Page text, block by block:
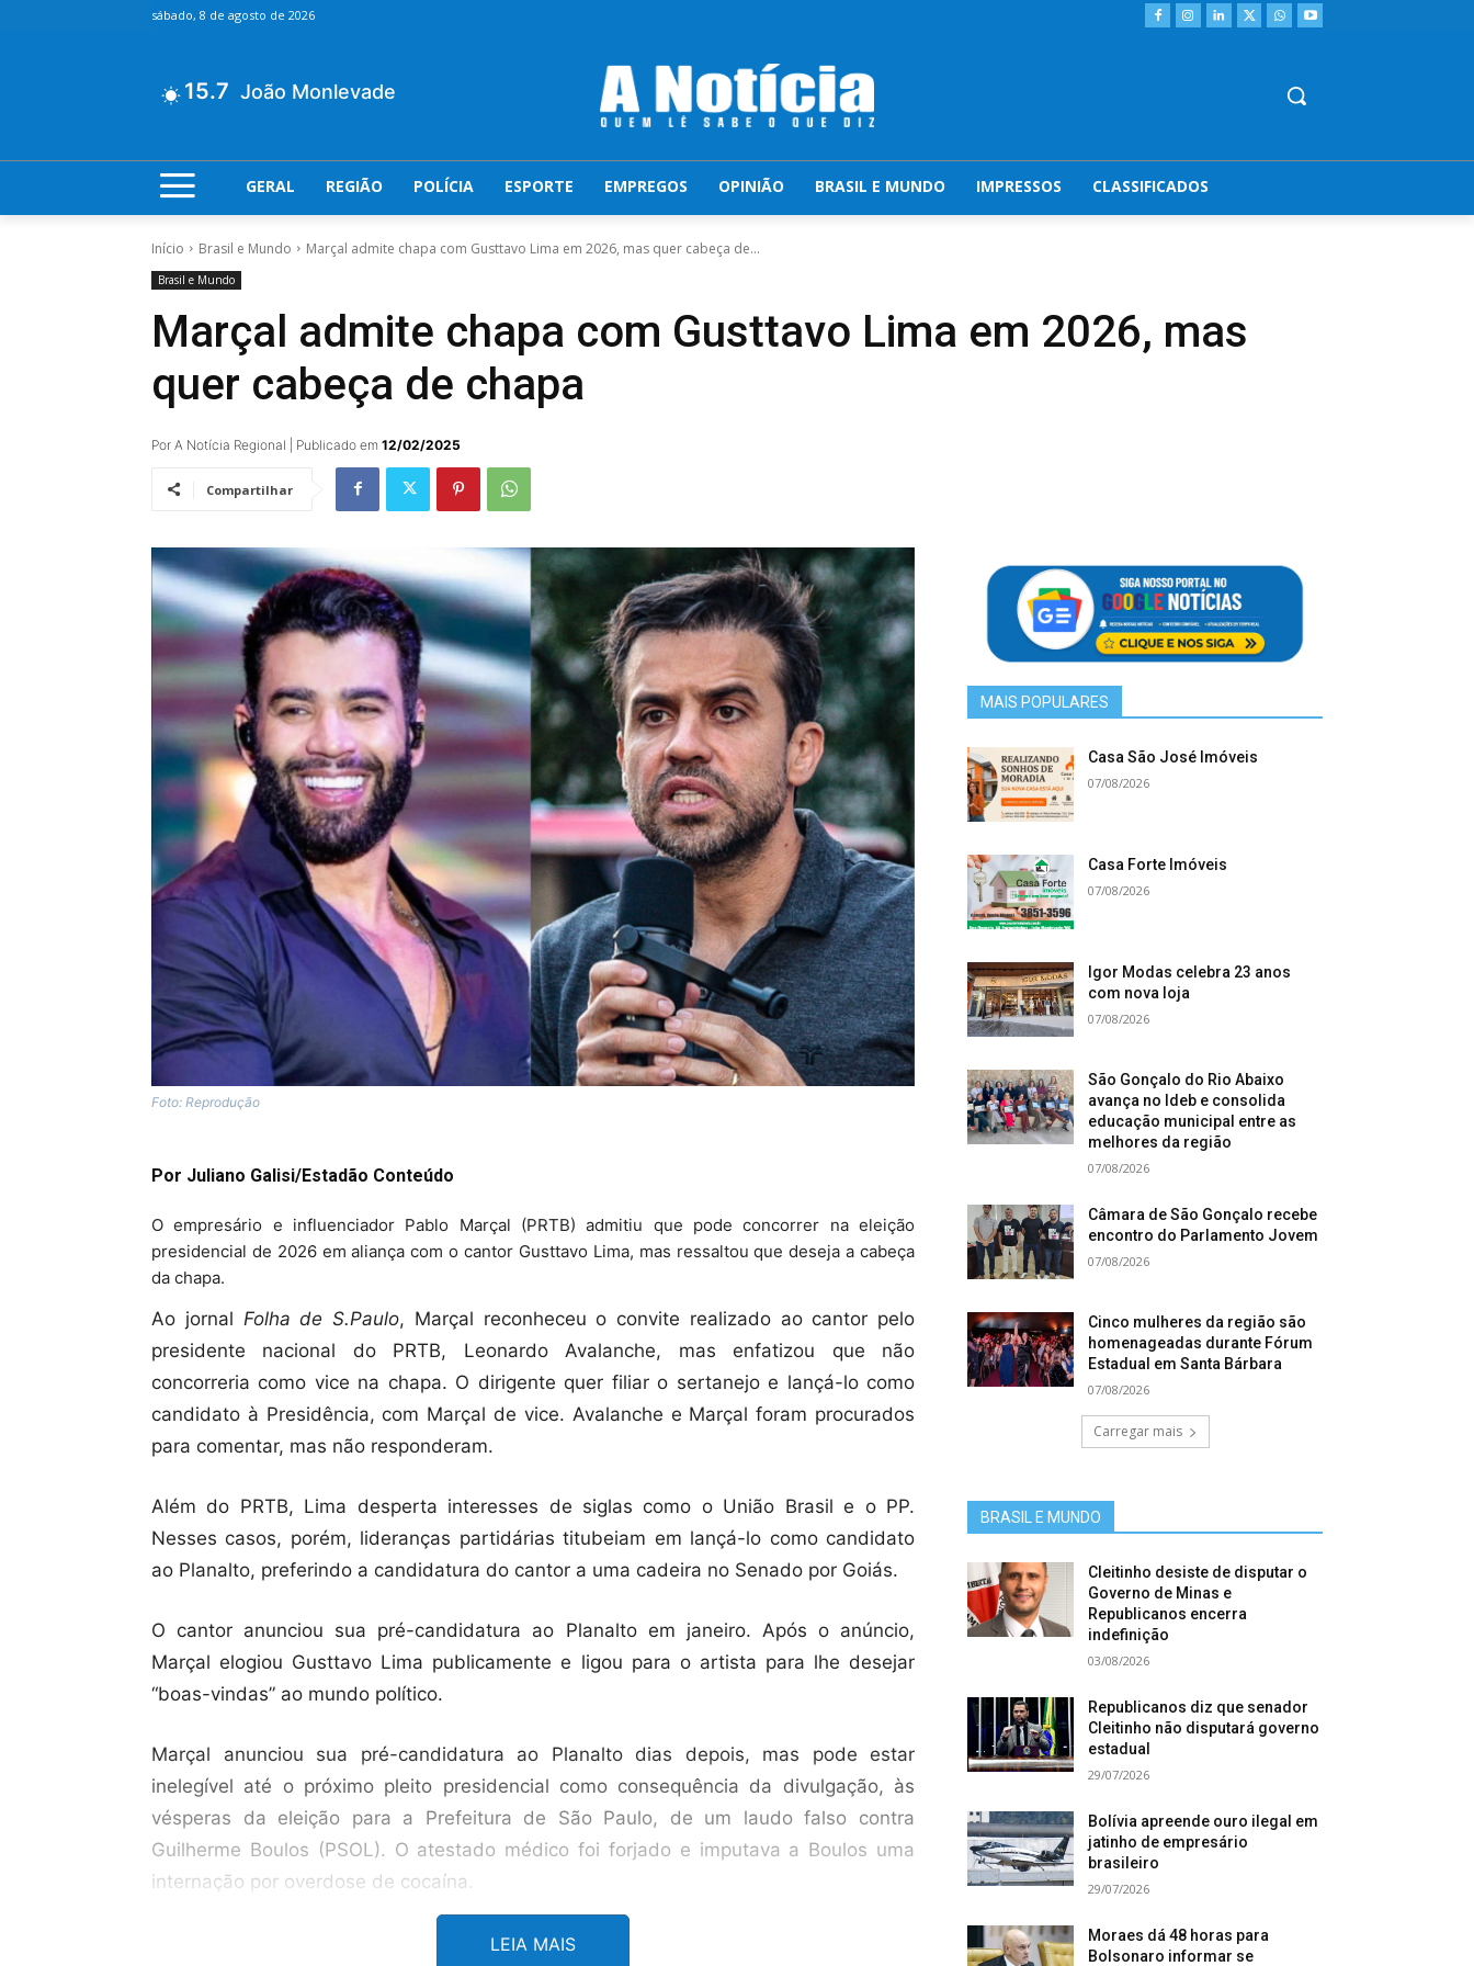
sábado, 8 de agosto de 2026
15.7 João Monlevade
GERAL REGIÃO POLÍCIA ESPORTE EMPREGOS OPINIÃO BRASIL E MUNDO IMPRESSOS CLASSIFICADOS
Início Brasil e Mundo Marçal admite chapa com Gusttavo Lima em 2026, mas quer cabeça de...
Brasil e Mundo
Marçal admite chapa com Gusttavo Lima em 2026, mas
quer cabeça de chapa
Por A Notícia Regional | Publicado em 12/02/2025
Compartilhar
Foto: Reprodução
Por Juliano Galisi/Estadão Conteúdo
O empresário e influenciador Pablo Marçal (PRTB) admitiu que pode concorrer na eleição
presidencial de 2026 em aliança com o cantor Gusttavo Lima, mas ressaltou que deseja a cabeça
da chapa.
Ao jornal Folha de S.Paulo, Marçal reconheceu o convite realizado ao cantor pelo
presidente nacional do PRTB, Leonardo Avalanche, mas enfatizou que não
concorreria como vice na chapa. O dirigente quer filiar o sertanejo e lançá-lo como
candidato à Presidência, com Marçal de vice. Avalanche e Marçal foram procurados
para comentar, mas não responderam.
Além do PRTB, Lima desperta interesses de siglas como o União Brasil e o PP.
Nesses casos, porém, lideranças partidárias titubeiam em lançá-lo como candidato
ao Planalto, preferindo a candidatura do cantor a uma cadeira no Senado por Goiás.
O cantor anunciou sua pré-candidatura ao Planalto em janeiro. Após o anúncio,
Marçal elogiou Gusttavo Lima publicamente e ligou para o artista para lhe desejar
“boas-vindas” ao mundo político.
Marçal anunciou sua pré-candidatura ao Planalto dias depois, mas pode estar
inelegível até o próximo pleito presidencial como consequência da divulgação, às
vésperas da eleição para a Prefeitura de São Paulo, de um laudo falso contra
Guilherme Boulos (PSOL). O atestado médico foi forjado e imputava a Boulos uma
internação por overdose de cocaína.
Durante a campanha na capital paulista, Marçal insinuou, mais de uma vez, que o
LEIA MAIS
MAIS POPULARES
Casa São José Imóveis
07/08/2026
Casa Forte Imóveis
07/08/2026
Igor Modas celebra 23 anos
com nova loja
07/08/2026
São Gonçalo do Rio Abaixo
avança no Ideb e consolida
educação municipal entre as
melhores da região
07/08/2026
Câmara de São Gonçalo recebe
encontro do Parlamento Jovem
07/08/2026
Cinco mulheres da região são
homenageadas durante Fórum
Estadual em Santa Bárbara
07/08/2026
Carregar mais
BRASIL E MUNDO
Cleitinho desiste de disputar o
Governo de Minas e
Republicanos encerra
indefinição
03/08/2026
Republicanos diz que senador
Cleitinho não disputará governo
estadual
29/07/2026
Bolívia apreende ouro ilegal em
jatinho de empresário
brasileiro
29/07/2026
Moraes dá 48 horas para
Bolsonaro informar se